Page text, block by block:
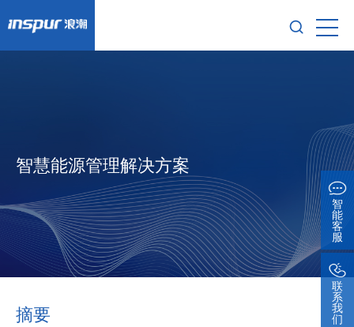
智慧能源管理解决方案
摘要
智
能
客
服
联
系
我
们